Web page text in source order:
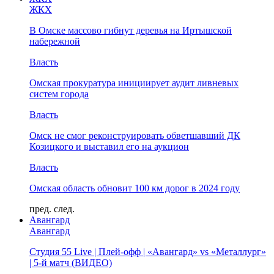
ЖКХ
В Омске массово гибнут деревья на Иртышской
набережной
Власть
Омская прокуратура инициирует аудит ливневых
систем города
Власть
Омск не смог реконструировать обветшавший ДК
Козицкого и выставил его на аукцион
Власть
Омская область обновит 100 км дорог в 2024 году
пред. след.
Авангард
Авангард
Студия 55 Live | Плей-офф | «Авангард» vs «Металлург»
| 5-й матч (ВИДЕО)